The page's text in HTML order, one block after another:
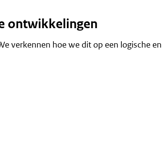
ontwikkelingen
verkennen hoe we dit op een logische en